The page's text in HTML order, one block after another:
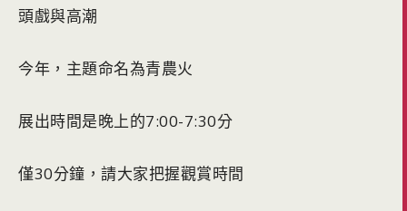
頭戲與高潮
今年，主題命名為青農火
展出時間是晚上的7:00-7:30分
僅30分鐘，請大家把握觀賞時間